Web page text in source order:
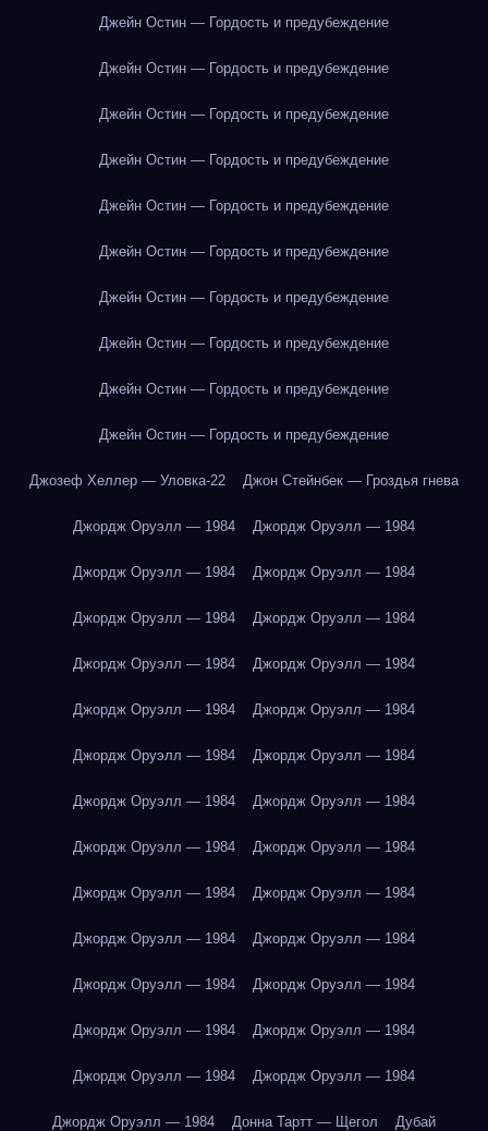
Джейн Остин — Гордость и предубеждение
Джейн Остин — Гордость и предубеждение
Джейн Остин — Гордость и предубеждение
Джейн Остин — Гордость и предубеждение
Джейн Остин — Гордость и предубеждение
Джейн Остин — Гордость и предубеждение
Джейн Остин — Гордость и предубеждение
Джейн Остин — Гордость и предубеждение
Джейн Остин — Гордость и предубеждение
Джейн Остин — Гордость и предубеждение
Джозеф Хеллер — Уловка-22 Джон Стейнбек — Гроздья гнева
Джордж Оруэлл — 1984 Джордж Оруэлл — 1984
Джордж Оруэлл — 1984 Джордж Оруэлл — 1984
Джордж Оруэлл — 1984 Джордж Оруэлл — 1984
Джордж Оруэлл — 1984 Джордж Оруэлл — 1984
Джордж Оруэлл — 1984 Джордж Оруэлл — 1984
Джордж Оруэлл — 1984 Джордж Оруэлл — 1984
Джордж Оруэлл — 1984 Джордж Оруэлл — 1984
Джордж Оруэлл — 1984 Джордж Оруэлл — 1984
Джордж Оруэлл — 1984 Джордж Оруэлл — 1984
Джордж Оруэлл — 1984 Джордж Оруэлл — 1984
Джордж Оруэлл — 1984 Джордж Оруэлл — 1984
Джордж Оруэлл — 1984 Джордж Оруэлл — 1984
Джордж Оруэлл — 1984 Джордж Оруэлл — 1984
Джордж Оруэлл — 1984 Донна Тартт — Щегол Дубай